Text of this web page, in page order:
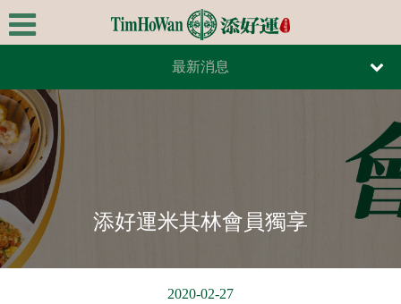
最新消息
線上訂餐
最新消息
添好運米其林會員獨享
2020-02-27